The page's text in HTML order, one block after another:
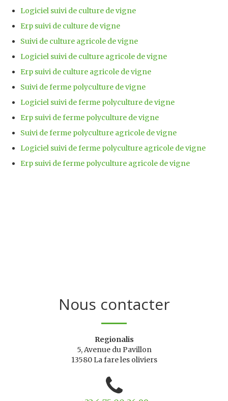
Logiciel suivi de culture de vigne
Erp suivi de culture de vigne
Suivi de culture agricole de vigne
Logiciel suivi de culture agricole de vigne
Erp suivi de culture agricole de vigne
Suivi de ferme polyculture de vigne
Logiciel suivi de ferme polyculture de vigne
Erp suivi de ferme polyculture de vigne
Suivi de ferme polyculture agricole de vigne
Logiciel suivi de ferme polyculture agricole de vigne
Erp suivi de ferme polyculture agricole de vigne
Nous contacter
Regionalis
5, Avenue du Pavillon
13580 La fare les oliviers